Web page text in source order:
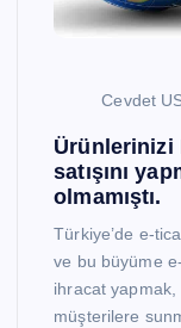
Cevdet
Ürünlerinizi
satışını
olmamıştı.
Türkiye’de e-
ve bu büyüme
ihracat
müşterilere